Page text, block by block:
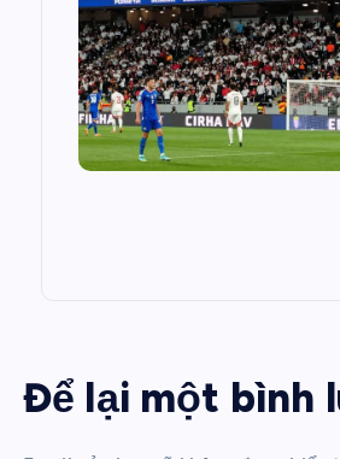
Để lại một bình